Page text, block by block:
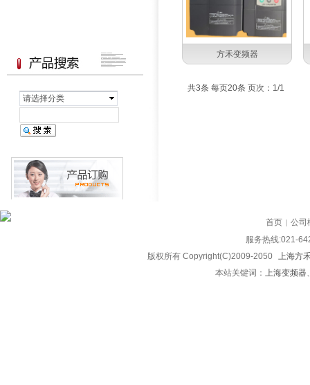
方禾变频器
共3条 每页20条 页次：1/1
请选择分类
首页 | 公司
服务热线:021-
版权所有 Copyright(C)2009-2050 上海方
本站关键词： 上海变频器